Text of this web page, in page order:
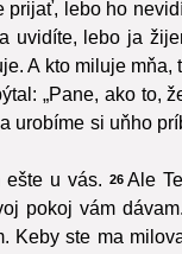
prijať, lebo ho
uvidíte, lebo ja
A kto miluje
„Pane, ako to,
urobíme si uňho
ešte u vás. 26 Ale
pokoj vám
Keby ste ma